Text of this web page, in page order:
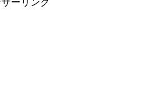
ーリンク